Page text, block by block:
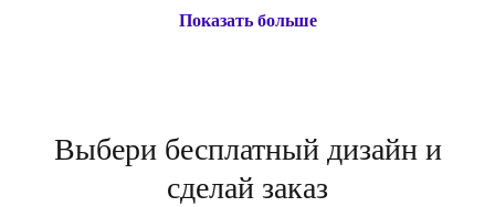
Показать больше
Выбери бесплатный дизайн и
сделай заказ